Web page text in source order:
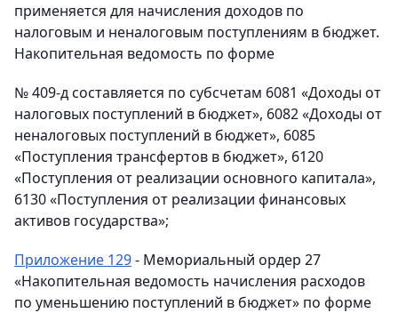
применяется для начисления доходов по
налоговым и неналоговым поступлениям в бюджет.
Накопительная ведомость по форме
№ 409-д составляется по субсчетам 6081 «Доходы от
налоговых поступлений в бюджет», 6082 «Доходы от
неналоговых поступлений в бюджет», 6085
«Поступления трансфертов в бюджет», 6120
«Поступления от реализации основного капитала»,
6130 «Поступления от реализации финансовых
активов государства»;
Приложение 129- Мемориальный ордер 27
«Накопительная ведомость начисления расходов
по уменьшению поступлений в бюджет» по форме